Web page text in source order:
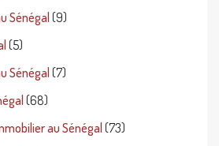
Sénégal (9)
(5)
Sénégal(7)
(68)
au Sénégal (73)